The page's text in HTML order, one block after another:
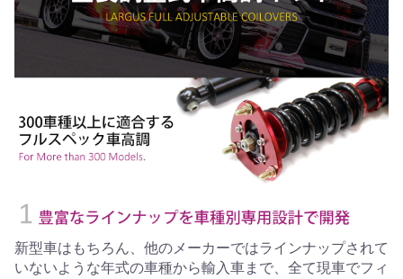
新型車はもちろん、他のメーカーではラインナップされて
いないような年式の車種から輸入車まで、全て現車でフィ